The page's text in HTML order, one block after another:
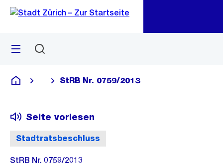
Navigation
Sprunglink
Menü
Deutsch
Blende alle Breadcrumbs ein
StRB Nr. 0759/2013
Stadtratsbeschluss
Seite vorlesen
StRB Nr. 0759/2013